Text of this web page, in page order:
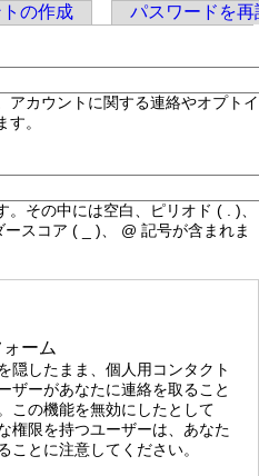
の作成 パスワードを再
アカウントに関する連絡やオプトイ
。
その中には空白、ピリオド ( . )、
スコア ( _ )、 @ 記号が含まれま
ーム
隠したまま、個人用コンタクト
ザーがあなたに連絡を取ること
この機能を無効にしたとして
権限を持つユーザーは、あなた
ことに注意してください。